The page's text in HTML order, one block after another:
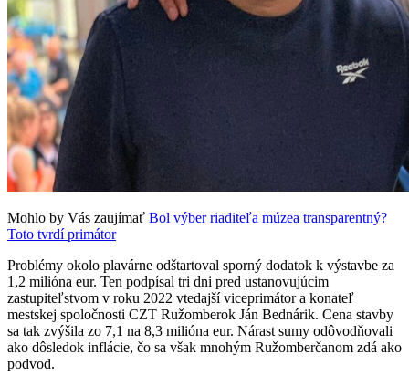
Mohlo by Vás zaujímať Bol výber riaditeľa múzea transparentný?
Toto tvrdí primátor
Problémy okolo plavárne odštartoval sporný dodatok k výstavbe za
1,2 milióna eur. Ten podpísal tri dni pred ustanovujúcim
zastupiteľstvom v roku 2022 vtedajší viceprimátor a konateľ
mestskej spoločnosti CZT Ružomberok Ján Bednárik. Cena stavby
sa tak zvýšila zo 7,1 na 8,3 milióna eur. Nárast sumy odôvodňovali
ako dôsledok inflácie, čo sa však mnohým Ružomberčanom zdá ako
podvod.